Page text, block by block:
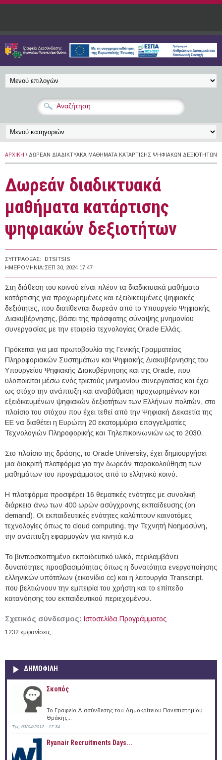
Παράκαμψη προς το κυρίως περιεχόμενο
ΑΡΧΙΚΉ / ΔΩΡΕΆΝ ΔΙΑΔΙΚΤΥΑΚΆ ΜΑΘΉΜΑΤΑ ΚΑΤΆΡΤΙΣΗΣ ΨΗΦΙΑΚΏΝ ΔΕΞΙΟΤΉΤΩΝ
Δωρεάν διαδικτυακά
μαθήματα κατάρτισης
ψηφιακών δεξιοτήτων
ΣΥΓΓΡΑΦΈΑΣ:
DTSITSIS
ΗΜΕΡΟΜΗΝΊΑ: ΣΕΠ 30, 2024 17:47
Στη διάθεση του κοινού είναι πλέον τα διαδικτυακά μαθήματα
κατάρτισης για προχωρημένες και εξειδικευμένες ψηφιακές
δεξιότητες, που διατίθενται δωρεάν από το Υπουργείο Ψηφιακής
Διακυβέρνησης, βάσει της πρόσφατης σύναψης μνημονίου
συνεργασίας με την εταιρεία τεχνολογίας Oracle Ελλάς.
Πρόκειται για μια πρωτοβουλία της Γενικής Γραμματείας
Πληροφοριακών Συστημάτων και Ψηφιακής Διακυβέρνησης του
Υπουργείου Ψηφιακής Διακυβέρνησης και της Oracle, που
υλοποιείται μέσω ενός τριετούς μνημονίου συνεργασίας και έχει
ως στόχο την ανάπτυξη και αναβάθμιση προχωρημένων και
εξειδικευμένων ψηφιακών δεξιοτήτων των Ελλήνων πολιτών, στο
πλαίσιο του στόχου που έχει τεθεί από την Ψηφιακή Δεκαετία της
ΕΕ να διαθέτει η Ευρώπη 20 εκατομμύρια επαγγελματίες
Τεχνολογιών Πληροφορικής και Τηλεπικοινωνιών ως το 2030.
Στο πλαίσιο της δράσης, το Oracle University, έχει δημιουργήσει
μια διακριτή πλατφόρμα για την δωρεάν παρακολούθηση των
μαθημάτων του προγράμματος από το ελληνικό κοινό.
Η πλατφόρμα προσφέρει 16 θεματικές ενότητες με συνολική
διάρκεια άνω των 400 ωρών ασύγχρονης εκπαίδευσης (on
demand). Οι εκπαιδευτικές ενότητες καλύπτουν καινοτόμες
τεχνολογίες όπως το cloud computing, την Τεχνητή Νοημοσύνη,
την ανάπτυξη εφαρμογών για κινητά κ.α
Το βιντεοσκοπημένο εκπαιδευτικό υλικό, περιλαμβάνει
δυνατότητες προσβασιμότητας όπως η δυνατότητα ενεργοποίησης
ελληνικών υπότιτλων (εικονίδιο cc) και η λειτουργία Transcript,
που βελτιώνουν την εμπειρία του χρήστη και το επίπεδο
κατανόησης του εκπαιδευτικού περιεχομένου.
Σχετικός σύνδεσμος: Ιστοσελίδα Προγράμματος
1232 εμφανίσεις
ΔΗΜΟΦΙΛΗ
Σκοπός
Το Γραφείο Διασύνδεσης του Δημοκρίτειου Πανεπιστημίου
Θράκης...
Τρί, 03/04/2012 - 17:34
Ryanair Recruitments Days...